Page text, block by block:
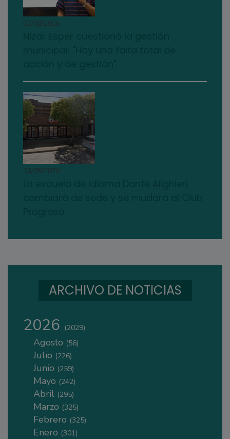
03/08/2026
03/08/2026
ARCHIVO DE NOTICIAS
2026 (2029)
Agosto (56)
Julio (226)
Junio (259)
Mayo (242)
Abril (295)
Marzo (325)
Febrero (325)
Enero (301)